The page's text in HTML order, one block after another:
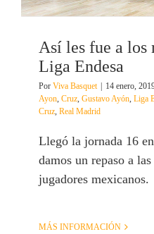
Así les fue a los
Liga Endesa
Por Viva Basquet 14 enero,
Ayon, Cruz, Gustavo Ayón, Liga
Cruz, Real Madrid
Llegó la jornada 16
damos un repaso a
jugadores mexicanos.
MÁS INFORMACIÓN